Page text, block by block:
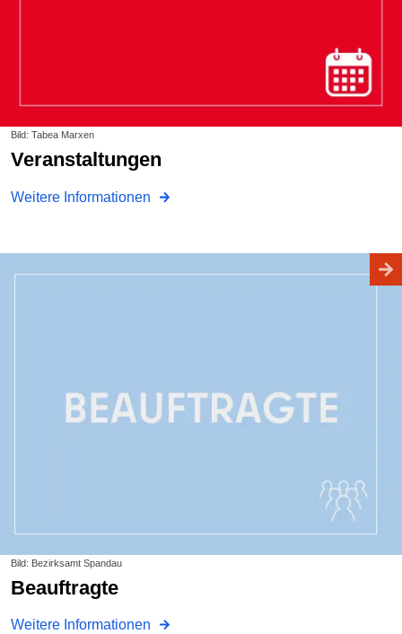
Bild: Tabea Marxen
Veranstaltungen
Weitere Informationen
Bild: Bezirksamt Spandau
Beauftragte
Weitere Informationen